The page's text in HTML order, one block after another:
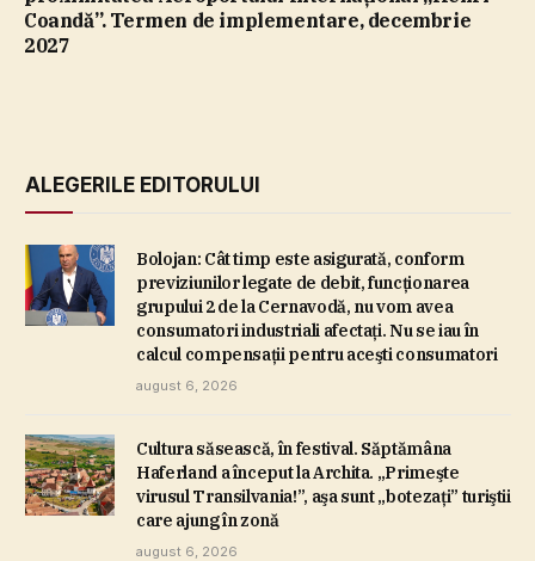
Coandă”. Termen de implementare, decembrie
2027
ALEGERILE EDITORULUI
Bolojan: Cât timp este asigurată, conform
previziunilor legate de debit, funcţionarea
grupului 2 de la Cernavodă, nu vom avea
consumatori industriali afectaţi. Nu se iau în
calcul compensaţii pentru aceşti consumatori
august 6, 2026
Cultura săsească, în festival. Săptămâna
Haferland a început la Archita. „Primeşte
virusul Transilvania!”, aşa sunt „botezaţi” turiştii
care ajung în zonă
august 6, 2026